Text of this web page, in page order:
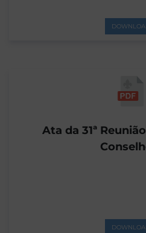
Ata da 31ª